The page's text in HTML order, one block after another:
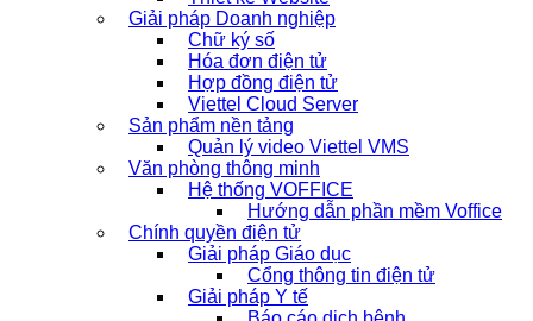
Giải pháp Doanh nghiệp
Chữ ký số
Hóa đơn điện tử
Hợp đồng điện tử
Viettel Cloud Server
Sản phẩm nền tảng
Quản lý video Viettel VMS
Văn phòng thông minh
Hệ thống VOFFICE
Hướng dẫn phần mềm Voffice
Chính quyền điện tử
Giải pháp Giáo dục
Cổng thông tin điện tử
Giải pháp Y tế